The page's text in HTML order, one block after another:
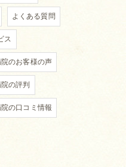
よくある質問
ス
のお客様の声
の評判
の口コミ情報